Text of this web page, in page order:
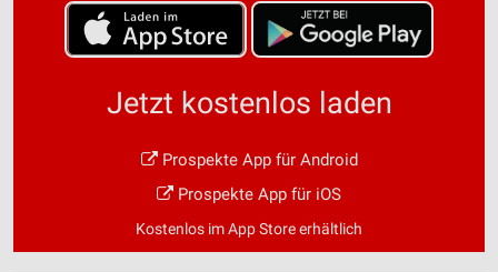
Jetzt kostenlos laden
Prospekte App für Android
Prospekte App für iOS
Kostenlos im App Store erhältlich